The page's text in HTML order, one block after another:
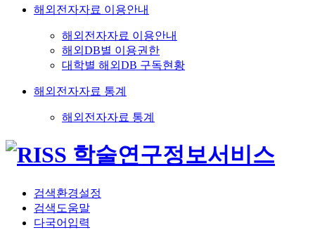
해외전자자료 이용안내
해외전자자료 이용안내
해외DB별 이용권한
대학별 해외DB 구독현황
해외전자자료 통계
해외전자자료 통계
검색환경설정
검색도움말
다국어입력